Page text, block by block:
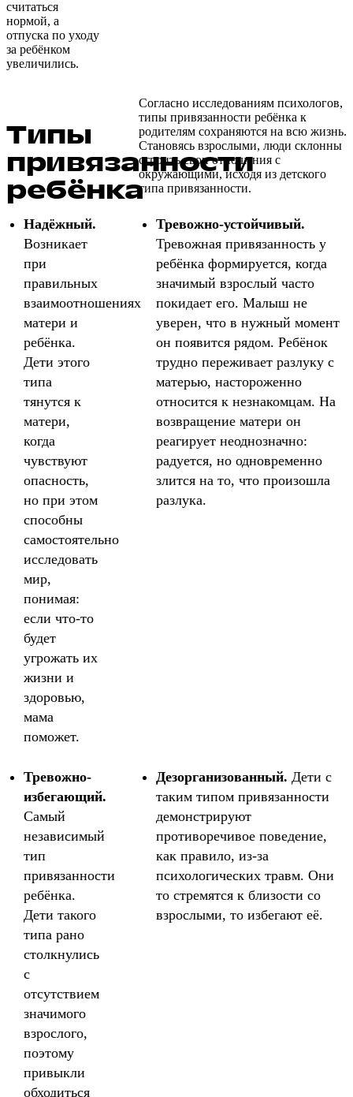
считаться
нормой, а
отпуска по уходу
за ребёнком
увеличились.
Типы
привязанности
ребёнка
Согласно исследованиям психологов,
типы привязанности ребёнка к
родителям сохраняются на всю жизнь.
Становясь взрослыми, люди склонны
строить свои отношения с
окружающими, исходя из детского
типа привязанности.
Надёжный.
Возникает
при
правильных
взаимоотношениях
матери и
ребёнка.
Дети этого
типа
тянутся к
матери,
когда
чувствуют
опасность,
но при этом
способны
самостоятельно
исследовать
мир,
понимая:
если что-то
будет
угрожать их
жизни и
здоровью,
мама
поможет.
Тревожно-устойчивый.
Тревожная привязанность у
ребёнка формируется, когда
значимый взрослый часто
покидает его. Малыш не
уверен, что в нужный момент
он появится рядом. Ребёнок
трудно переживает разлуку с
матерью, настороженно
относится к незнакомцам. На
возвращение матери он
реагирует неоднозначно:
радуется, но одновременно
злится на то, что произошла
разлука.
Тревожно-
избегающий.
Самый
независимый
тип
привязанности
ребёнка.
Дети такого
типа рано
столкнулись
с
отсутствием
значимого
взрослого,
поэтому
привыкли
обходиться
Дезорганизованный. Дети с
таким типом привязанности
демонстрируют
противоречивое поведение,
как правило, из-за
психологических травм. Они
то стремятся к близости со
взрослыми, то избегают её.